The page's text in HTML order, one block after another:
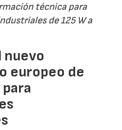
técnica para
de 125 W a
nuevo
europeo de